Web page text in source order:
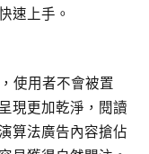
速上手。
使用者不會被置
現更加乾淨，閱讀
算法廣告內容搶佔